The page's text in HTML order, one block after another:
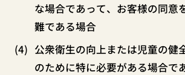
な場合であって、お客様の同意
難である場合
公衆衛生の向上または児童の健
のために特に必要がある場合で